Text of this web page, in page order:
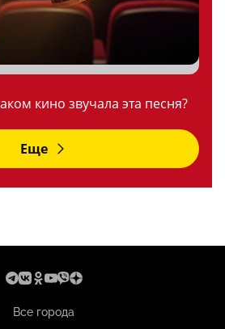
кино звучала эта песня?
Еще
Все города